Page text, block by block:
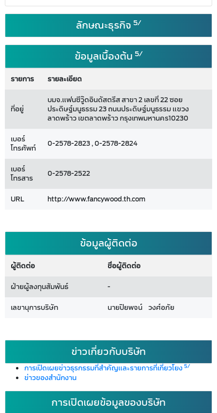
ลักษณะธุรกิจ 5/
ข้อมูลเบื้องต้น 5/
รายการ รายละเอียด
ที่อยู่
บมจ.แฟนซีวู๊ดอินดัสตรีส สาขา 2 เลขที่ 22 ซอย
ประดิษฐ์มนูธรรม 23 ถนนประดิษฐ์มนูธรรม แขวง
ลาดพร้าว เขตลาดพร้าว กรุงเทพมหานคร10230
เบอร์
โทรศัพท์
0-2578-2823 , 0-2578-2824
เบอร์
โทรสาร
0-2578-2522
URL http://www.fancywood.th.com
ข้อมูลผู้ติดต่อ
ผู้ติดต่อ
ชื่อผู้ติดต่อ
ฝ่ายผู้ลงทุนสัมพันธ์
-
เลขานุการบริษัท
นายปิยพจน์ วงศ์อภัย
ข่าวเกี่ยวกับบริษัท
การเปิดเผยข่าวธุรกรรมที่สำคัญและรายการที่เกี่ยวโยง5/
ข่าวของสำนักงาน
การเปิดเผยข้อมูลของบริษัท